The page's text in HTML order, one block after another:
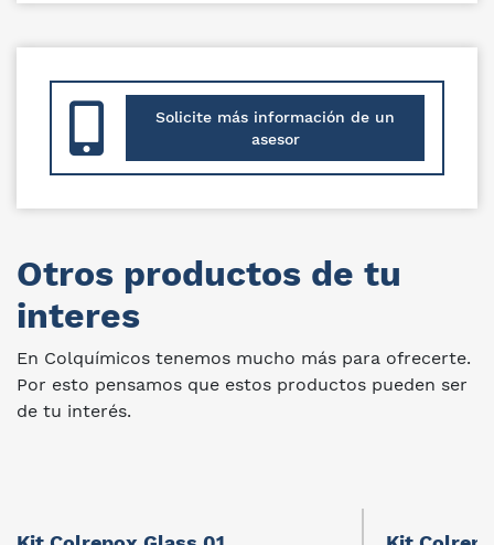
Solicite más información de un
asesor
Otros productos de tu
interes
En Colquímicos tenemos mucho más para ofrecerte.
Por esto pensamos que estos productos pueden ser
de tu interés.